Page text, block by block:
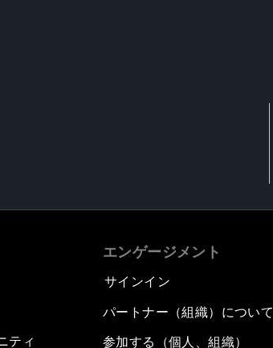
ティ
エンゲージメント
サインイン
パートナー（組織）について
参加する（個人、組織）